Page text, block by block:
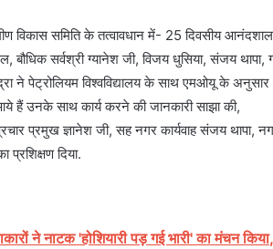
विकास समिति के तत्वावधान में- 25 दिवसीय
बौधिक सर्वश्री ग्यानेश जी, विजय धुसिया, संजय थापा,
ने पेट्रोलियम विश्वविद्यालय के साथ एमओयू के
उनके साथ कार्य करने की जानकारी साझा की,
प्रमुख ज्ञानेश जी, सह नगर कार्यवाह संजय थापा,
दिया.
ने नाटक 'होशियारी पड़ गई भारी' का मंचन